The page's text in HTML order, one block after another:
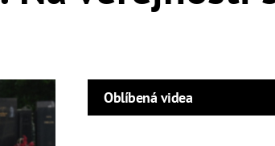
Oblíbená videa